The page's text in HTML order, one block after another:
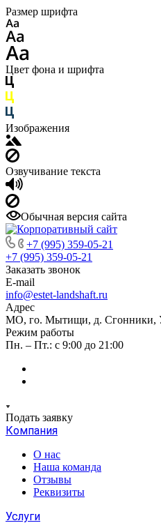
Размер шрифта
Цвет фона и шрифта
Изображения
Озвучивание текста
Обычная версия сайта
+7 (995) 359-05-21
+7 (995) 359-05-21
Заказать звонок
E-mail
info@estet-landshaft.ru
Адрес
МО, го. Мытищи, д. Сгонники,
Режим работы
Пн. – Пт.: с 9:00 до 21:00
Подать заявку
Компания
О нас
Наша команда
Отзывы
Реквизиты
Услуги